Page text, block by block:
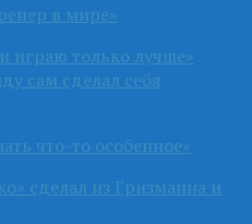
в мире»
играю только лучше»
сам сделал себя
что-то особенное»
сделал из Гризманна и